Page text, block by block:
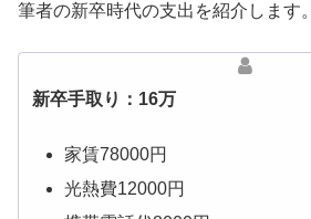
筆者の新卒時代の支出を紹介します。
新卒手取り：16万
家賃78000円
光熱費12000円